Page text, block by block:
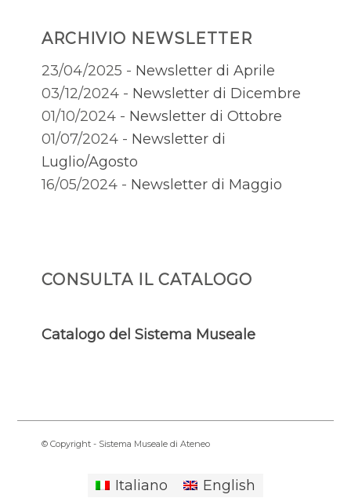
ARCHIVIO NEWSLETTER
23/04/2025 - Newsletter di Aprile
03/12/2024 - Newsletter di Dicembre
01/10/2024 - Newsletter di Ottobre
01/07/2024 - Newsletter di
Luglio/Agosto
16/05/2024 - Newsletter di Maggio
CONSULTA IL CATALOGO
Catalogo del Sistema Museale
© Copyright - Sistema Museale di Ateneo
Italiano English